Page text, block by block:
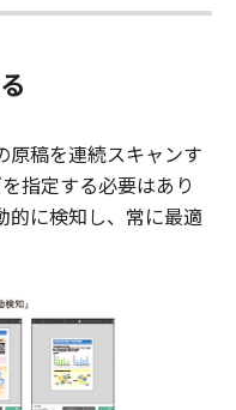
原稿を連続スキャンす
指定する必要はあり
的に検知し、常に最適